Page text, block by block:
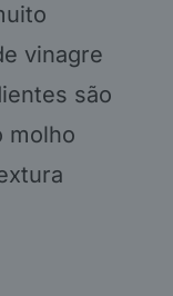
vinagre
são
molho